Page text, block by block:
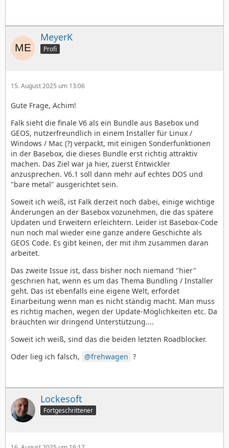
MeyerK
Profi
15. August 2025 um 13:06
Gute Frage, Achim!
Falk sieht die finale V6 als ein Bundle aus Basebox und
GEOS, nutzerfreundlich in einem Installer für Linux /
Windows / Mac (?) verpackt, mit einigen Sonderfunktionen
in der Basebox, die dieses Bundle erst richtig attraktiv
machen. Das Ziel war ja hier, zuerst Entwickler
anzusprechen. V6.1 soll dann mehr auf echtes DOS und
"bare metal" ausgerichtet sein.
Soweit ich weiß, ist Falk derzeit noch dabei, einige wichtige
Änderungen an der Basebox vozunehmen, die das spätere
Updaten und Erweitern erleichtern. Leider ist Basebox-Code
nun noch mal wieder eine ganze andere Geschichte als
GEOS Code. Es gibt keinen, der mit ihm zusammen daran
arbeitet.
Das zweite Issue ist, dass bisher noch niemand "hier"
geschrien hat, wenn es um das Thema Bundling / Installer
geht. Das ist ebenfalls eine eigene Welt, erfordet
Einarbeitung wenn man es nicht ständig macht. Man muss
es richtig machen, wegen der Update-Möglichkeiten etc. Da
bräuchten wir dringend Unterstützung....
Soweit ich weiß, sind das die beiden letzten Roadblocker.
Oder lieg ich falsch,
frehwagen ?
Lockesoft
Fortgeschrittener